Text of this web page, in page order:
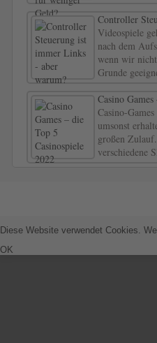
Controller
Videospiele
nach dem
wenn wir
Grunde
Casino
Casino-
umsonst
großen
verschiedene
Diese Website verwendet Cookies.
OK